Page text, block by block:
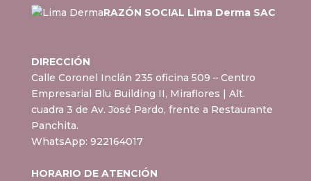
RAZÓN SOCIAL Lima Derma SAC
DIRECCIÓN
Calle Coronel Inclán 235 oficina 509 – Centro
Empresarial Blu Building II, Miraflores | Alt.
cuadra 3 de Av. José Pardo, frente a Restaurante
Panchita.
WhatsApp: 922164017
HORARIO DE ATENCIÓN